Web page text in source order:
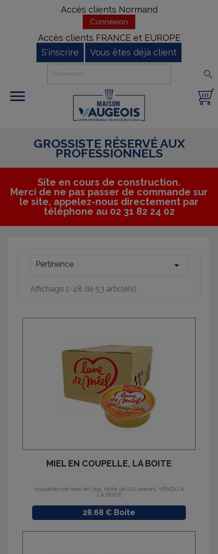
Accès clients Normand
Connexion
Accès clients FRANCE et EUROPE
S'inscrire
Vous êtes déjà client


GROSSISTE RÉSERVÉ AUX
PROFESSIONNELS
Site en cours de construction.
Merci de ne pas passer de commande sur
le site, appelez-nous directement par
téléphone au 02 31 82 24 02
Pertinence 
Affichage 1-48 de 53 article(s)
MIEL EN COUPELLE, LA BOITE
coupelles de miel en 25g, boite de 120 pieces, VENDU A
LA BOITE
Prix
28.68 € Boite